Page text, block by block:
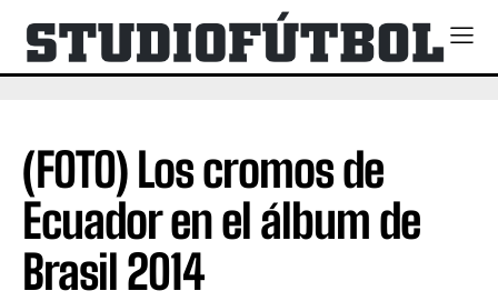
(FOTO) Los cromos de
Ecuador en el álbum de
Brasil 2014